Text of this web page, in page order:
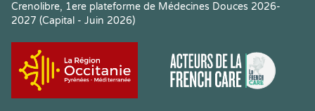
Crenolibre, 1ere plateforme de Médecines Douces 2026-
2027 (Capital - Juin 2026)